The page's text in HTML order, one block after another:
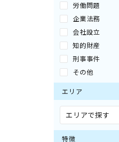
労働問題
企業法務
会社設立
知的財産
刑事事件
その他
エリア
エリアで探す
特徴